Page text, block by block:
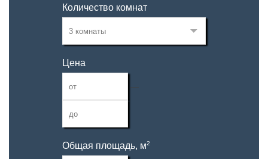
Количество комнат
Цена
—
Общая площадь, м2